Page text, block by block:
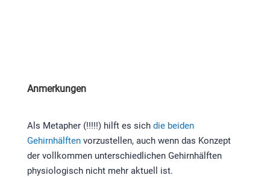
Anmerkungen
Als Metapher (!!!!!) hilft es sich die beiden
Gehirnhälftenvorzustellen, auch wenn das Konzept
der vollkommen unterschiedlichen Gehirnhälften
physiologisch nicht mehr aktuell ist.